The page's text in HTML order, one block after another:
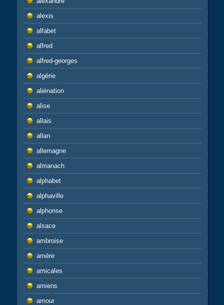
alexis
alfabet
alfred
alfred-georges
algérie
aliénation
alise
allais
allan
allemagne
almanach
alphabet
alphaville
alphonse
alsace
ambroise
amère
amicales
amiens
amour